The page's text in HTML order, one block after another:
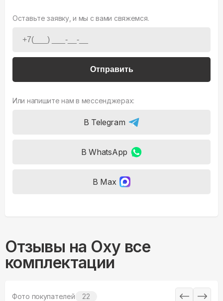
Оставьте заявку, и мы с вами свяжемся.
Отправить
Или напишите нам в мессенджерах:
В Telegram
В WhatsApp
В Max
Отзывы на Oxy все
комплектации
Фото покупателей 22